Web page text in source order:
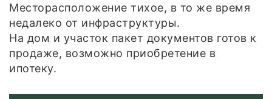
Месторасположение тихое, в то же время
недалеко от инфраструктуры.
На дом и участок пакет документов готов к
продаже, возможно приобретение в
ипотеку.